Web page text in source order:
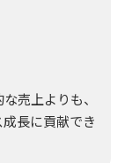
売上よりも、
長に貢献でき